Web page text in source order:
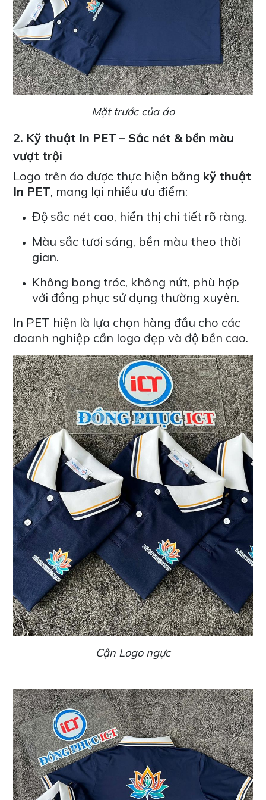
Mặt trước của áo
2. Kỹ thuật In PET – Sắc nét & bền màu
vượt trội
Logo trên áo được thực hiện bằng kỹ thuật
In PET, mang lại nhiều ưu điểm:
Độ sắc nét cao, hiển thị chi tiết rõ ràng.
Màu sắc tươi sáng, bền màu theo thời
gian.
Không bong tróc, không nứt, phù hợp
với đồng phục sử dụng thường xuyên.
In PET hiện là lựa chọn hàng đầu cho các
doanh nghiệp cần logo đẹp và độ bền cao.
Cận Logo ngực